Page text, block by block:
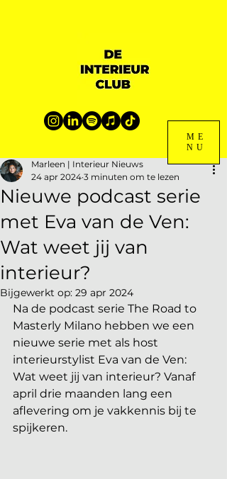
ME
NU
Nieuwe podcast serie
met Eva van de Ven:
Wat weet jij van
interieur?
Marleen | Interieur Nieuws
24 apr 2024 3 minuten om te lezen
Bijgewerkt op: 29 apr 2024
Na de podcast serie The Road to
Masterly Milano hebben we een
nieuwe serie met als host
interieurstylist Eva van de Ven:
Wat weet jij van interieur? Vanaf
april drie maanden lang een
aflevering om je vakkennis bij te
spijkeren.